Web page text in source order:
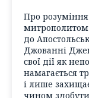
Про розуміння
митрополитом
до
Джованні
свої дії як
намагається
і лише
чином здобути